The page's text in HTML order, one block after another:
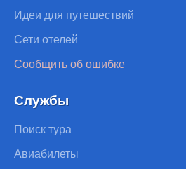
Идеи для путешествий
Сети отелей
Сообщить об ошибке
Службы
Поиск тура
Авиабилеты